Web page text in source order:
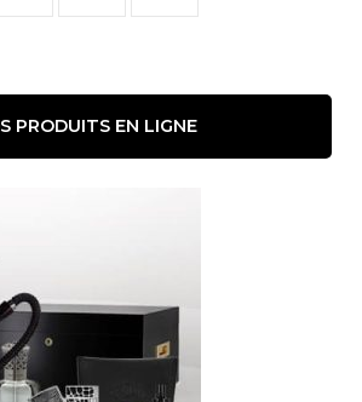
PRODUITS EN LIGNE